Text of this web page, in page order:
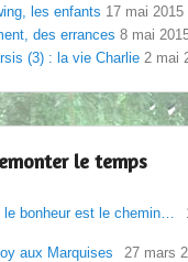
les enfants 17 mai 2015
des errances 8 mai
(3) : la vie Charlie 2 mai
le temps
le bonheur est le chemin…
aux Marquises 27 mars